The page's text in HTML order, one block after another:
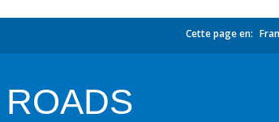
Cette page en: